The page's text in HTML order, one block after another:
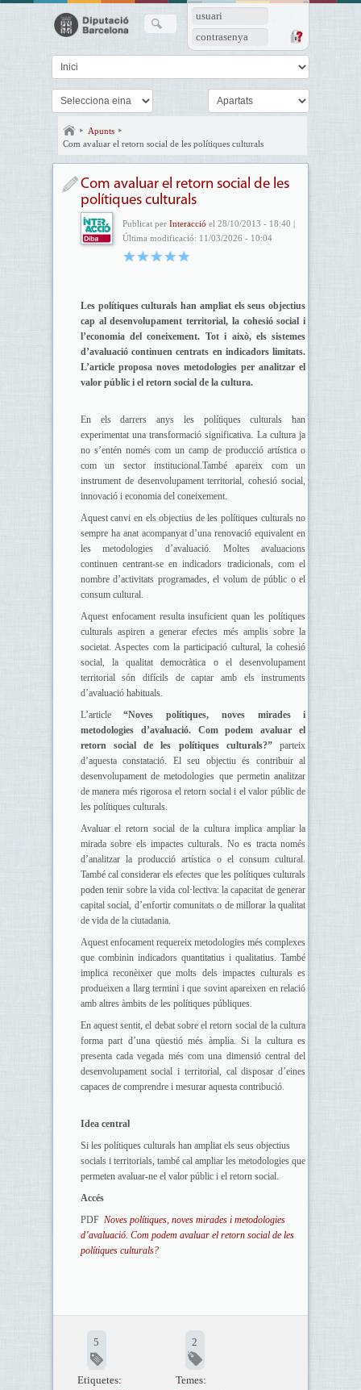
usuari
contrasenya
Apunts
Com avaluar el retorn social de les polítiques culturals
Com avaluar el retorn social de les
polítiques culturals
Publicat per Interacció el 28/10/2013 - 18:40 |
Última modificació: 11/03/2026 - 10:04
Les polítiques culturals han ampliat els seus objectius
cap al desenvolupament territorial, la cohesió social i
l’economia del coneixement. Tot i això, els sistemes
d’avaluació continuen centrats en indicadors limitats.
L’article proposa noves metodologies per analitzar el
valor públic i el retorn social de la cultura.
En els darrers anys les polítiques culturals han
experimentat una transformació significativa. La cultura ja
no s’entén només com un camp de producció artística o
com un sector institucional.També apareix com un
instrument de desenvolupament territorial, cohesió social,
innovació i economia del coneixement.
Aquest canvi en els objectius de les polítiques culturals no
sempre ha anat acompanyat d’una renovació equivalent en
les metodologies d’avaluació. Moltes avaluacions
continuen centrant-se en indicadors tradicionals, com el
nombre d’activitats programades, el volum de públic o el
consum cultural.
Aquest enfocament resulta insuficient quan les polítiques
culturals aspiren a generar efectes més amplis sobre la
societat. Aspectes com la participació cultural, la cohesió
social, la qualitat democràtica o el desenvolupament
territorial són difícils de captar amb els instruments
d’avaluació habituals.
L’article“Noves polítiques, noves mirades i
metodologies d’avaluació. Com podem avaluar el
retorn social de les polítiques culturals?” parteix
d’aquesta constatació. El seu objectiu és contribuir al
desenvolupament de metodologies que permetin analitzar
de manera més rigorosa el retorn social i el valor públic de
les polítiques culturals.
Avaluar el retorn social de la cultura implica ampliar la
mirada sobre els impactes culturals. No es tracta només
d’analitzar la producció artística o el consum cultural.
També cal considerar els efectes que les polítiques culturals
poden tenir sobre la vida col·lectiva: la capacitat de generar
capital social, d’enfortir comunitats o de millorar la qualitat
de vida de la ciutadania.
Aquest enfocament requereix metodologies més complexes
que combinin indicadors quantitatius i qualitatius. També
implica reconèixer que molts dels impactes culturals es
produeixen a llarg termini i que sovint apareixen en relació
amb altres àmbits de les polítiques públiques.
En aquest sentit, el debat sobre el retorn social de la cultura
forma part d’una qüestió més àmplia. Si la cultura es
presenta cada vegada més com una dimensió central del
desenvolupament social i territorial, cal disposar d’eines
capaces de comprendre i mesurar aquesta contribució.
Idea central
Si les polítiques culturals han ampliat els seus objectius
socials i territorials, també cal ampliar les metodologies que
permeten avaluar-ne el valor públic i el retorn social.
Accés
PDF Noves polítiques, noves mirades i metodologies
d’avaluació. Com podem avaluar el retorn social de les
polítiques culturals?
5
Etiquetes:
2
Temes: